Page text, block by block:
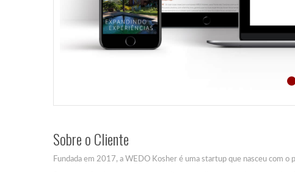
Sobre o Cliente
Fundada em 2017, a WEDO Kosher é uma startup que nasceu com